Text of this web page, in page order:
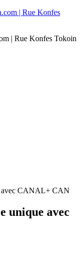
| Rue Konfes Tokoin
avec CANAL+ CAN
unique avec